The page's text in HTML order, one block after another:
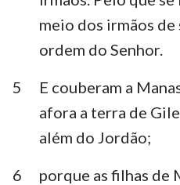
meio dos irmãos de
ordem do Senhor.
5
E couberam a
afora a terra de
além do Jordão;
6
porque as filhas de